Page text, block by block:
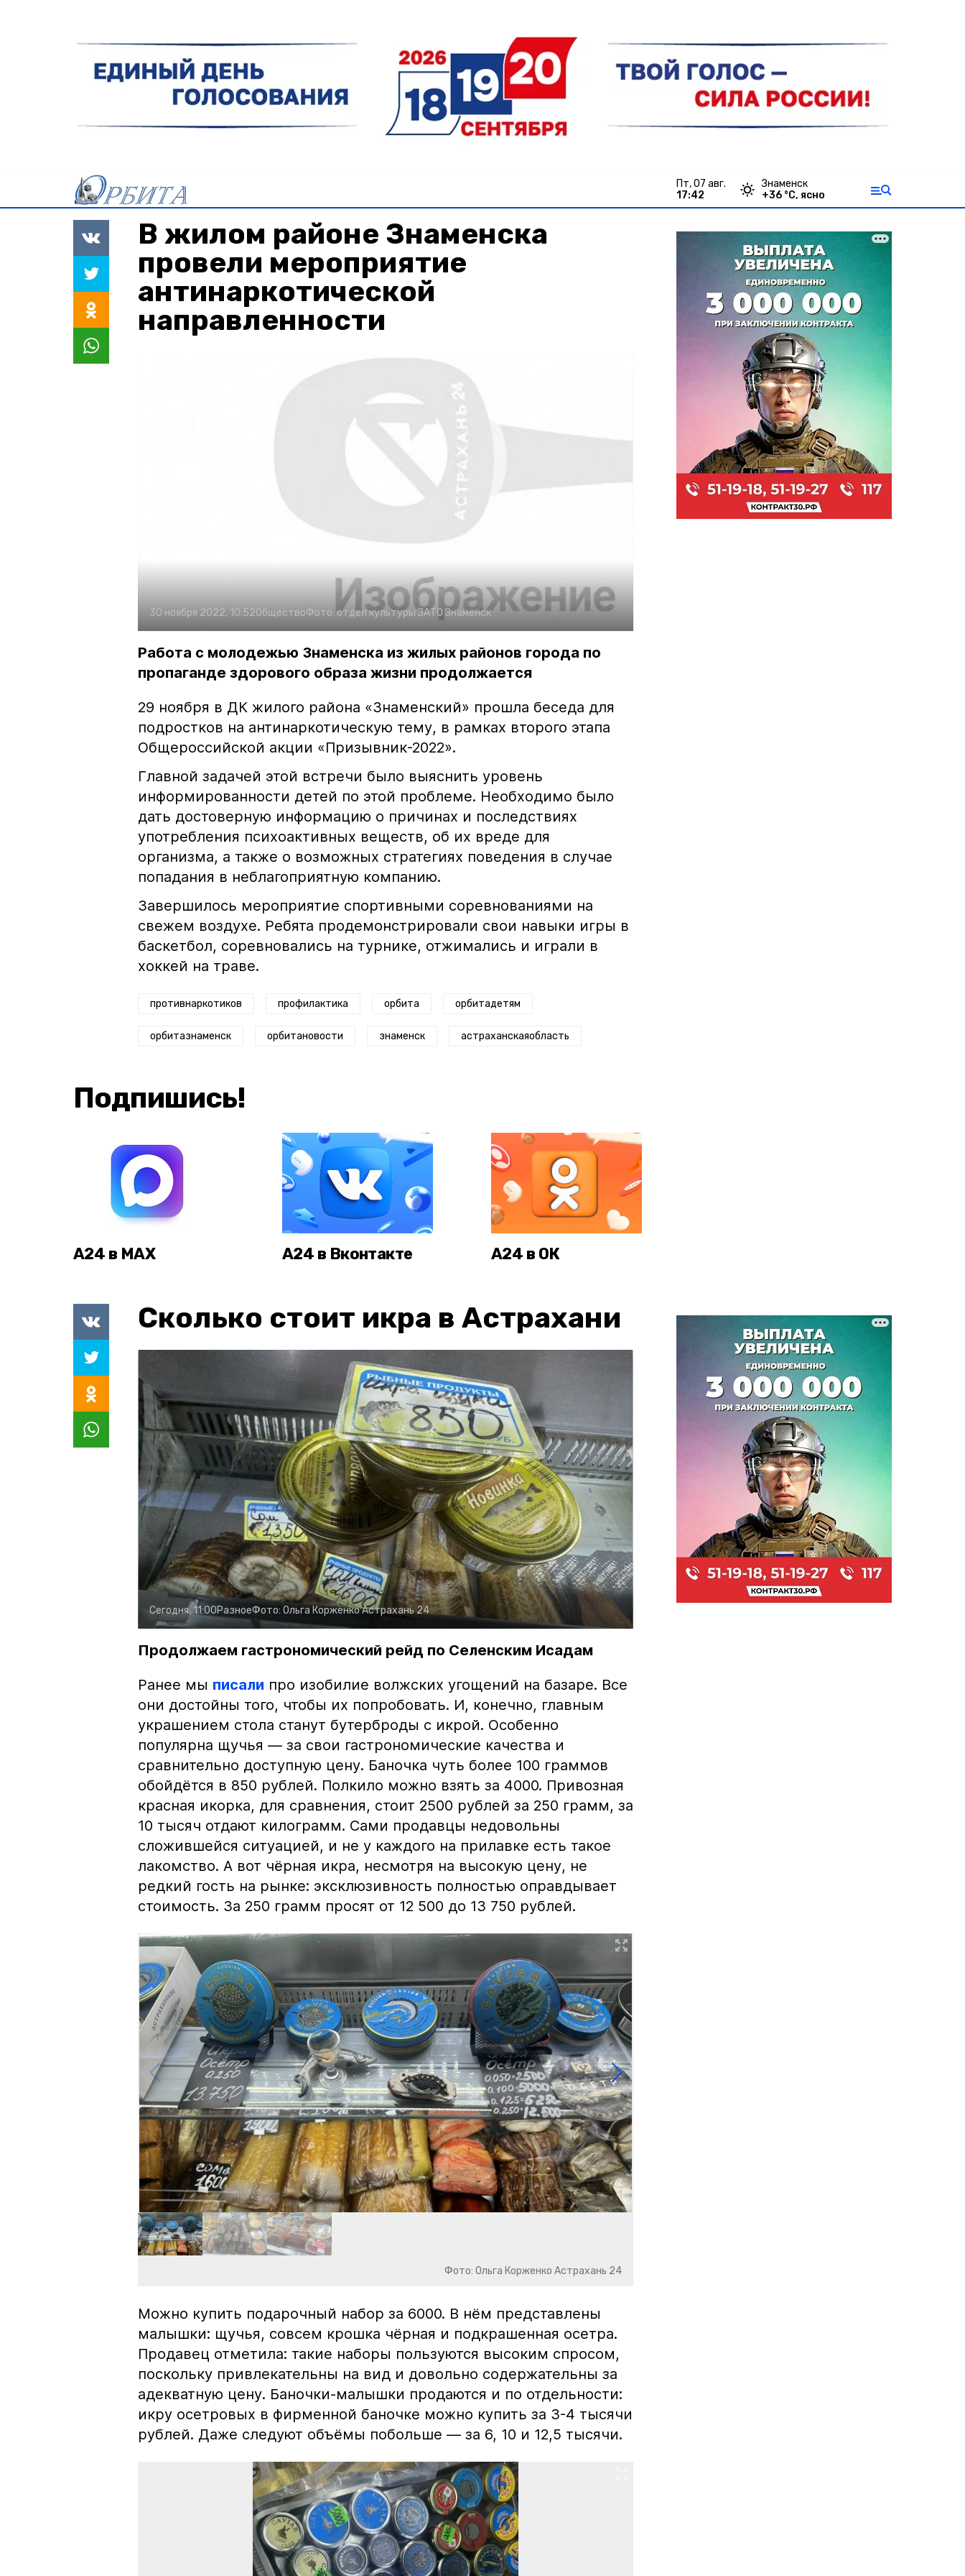
пт, 07 авг.
17:42
Знаменск
+36 °С, ясно
В жилом районе Знаменска
провели мероприятие
антинаркотической
направленности
30 ноября 2022, 10:52ОбществоФото: отдел культуры ЗАТО Знаменск
Работа с молодежью Знаменска из жилых районов города по
пропаганде здорового образа жизни продолжается
29 ноября в ДК жилого района «Знаменский» прошла беседа для
подростков на антинаркотическую тему, в рамках второго этапа
Общероссийской акции «Призывник-2022».
Главной задачей этой встречи было выяснить уровень
информированности детей по этой проблеме. Необходимо было
дать достоверную информацию о причинах и последствиях
употребления психоактивных веществ, об их вреде для
организма, а также о возможных стратегиях поведения в случае
попадания в неблагоприятную компанию.
Завершилось мероприятие спортивными соревнованиями на
свежем воздухе. Ребята продемонстрировали свои навыки игры в
баскетбол, соревновались на турнике, отжимались и играли в
хоккей на траве.
противнаркотиков профилактика орбита орбитадетям
орбитазнаменск орбитановости знаменск астраханскаяобласть
Подпишись!
А24 в MAX А24 в Вконтакте А24 в ОК
Сколько стоит икра в Астрахани
Сегодня, 11:00РазноеФото: Ольга КорженкоАстрахань 24
Продолжаем гастрономический рейд по Селенским Исадам
Ранее мы писали про изобилие волжских угощений на базаре. Все
они достойны того, чтобы их попробовать. И, конечно, главным
украшением стола станут бутерброды с икрой. Особенно
популярна щучья — за свои гастрономические качества и
сравнительно доступную цену. Баночка чуть более 100 граммов
обойдётся в 850 рублей. Полкило можно взять за 4000. Привозная
красная икорка, для сравнения, стоит 2500 рублей за 250 грамм, за
10 тысяч отдают килограмм. Сами продавцы недовольны
сложившейся ситуацией, и не у каждого на прилавке есть такое
лакомство. А вот чёрная икра, несмотря на высокую цену, не
редкий гость на рынке: эксклюзивность полностью оправдывает
стоимость. За 250 грамм просят от 12 500 до 13 750 рублей.
Фото: Ольга Корженко Астрахань 24
Можно купить подарочный набор за 6000. В нём представлены
малышки: щучья, совсем крошка чёрная и подкрашенная осетра.
Продавец отметила: такие наборы пользуются высоким спросом,
поскольку привлекательны на вид и довольно содержательны за
адекватную цену. Баночки-малышки продаются и по отдельности:
икру осетровых в фирменной баночке можно купить за 3-4 тысячи
рублей. Даже следуют объёмы побольше — за 6, 10 и 12,5 тысячи.